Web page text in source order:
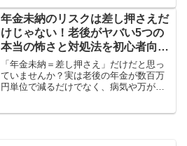
か。FP2級のパパ友との会話や、大学生
の息子を持つ親としての実体験を交え、
後悔しないための判断基準を解説しま
す。」
年金未納のリスクは差し押さえだ
けじゃない！老後がヤバい5つの
本当の怖さと対処法を初心者向け
に解説
「年金未納＝差し押さえ」だけだと思っ
ていませんか？実は老後の年金が数百万
円単位で減るだけでなく、病気や万が一